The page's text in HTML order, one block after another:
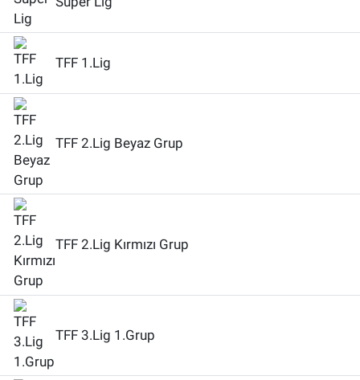
TFF 1.Lig
TFF 2.Lig Beyaz Grup
TFF 2.Lig Kırmızı Grup
TFF 3.Lig 1.Grup